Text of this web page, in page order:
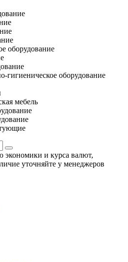
оборудование
гигиеническое оборудование
мебель
экономики и курса валют,
уточняйте у менеджеров